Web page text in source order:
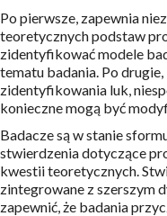
Po pierwsze, zapewnia
teoretycznych podstaw
zidentyfikować modele
tematu badania. Po
zidentyfikowania luk,
konieczne mogą być
Badacze są w stanie
stwierdzenia dotyczące
kwestii teoretycznych.
zintegrowane z szerszym
zapewnić, że badania